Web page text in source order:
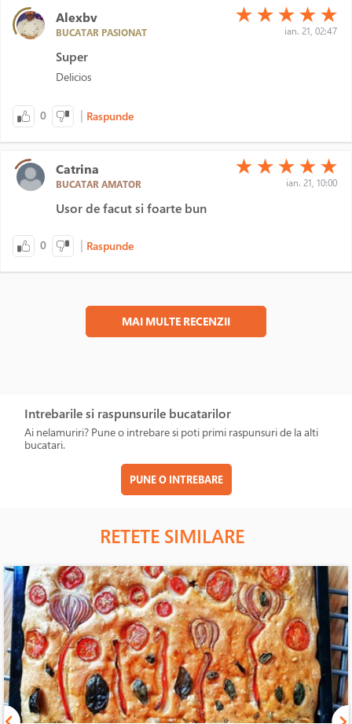
Alexbv
BUCATAR PASIONAT
(*)
★ (*)
★ (*)
★ (*)
★ (*)
★
ian. 21, 02:47
Super
Delicios
0 | Raspunde
Catrina
BUCATAR AMATOR
(*)
★ (*)
★ (*)
★ (*)
★ (*)
★
ian. 21, 10:00
Usor de facut si foarte bun
0 | Raspunde
MAI MULTE RECENZII
Intrebarile si raspunsurile bucatarilor
Ai nelamuriri? Pune o intrebare si poti primi raspunsuri de la alti
bucatari.
PUNE O INTREBARE
RETETE SIMILARE